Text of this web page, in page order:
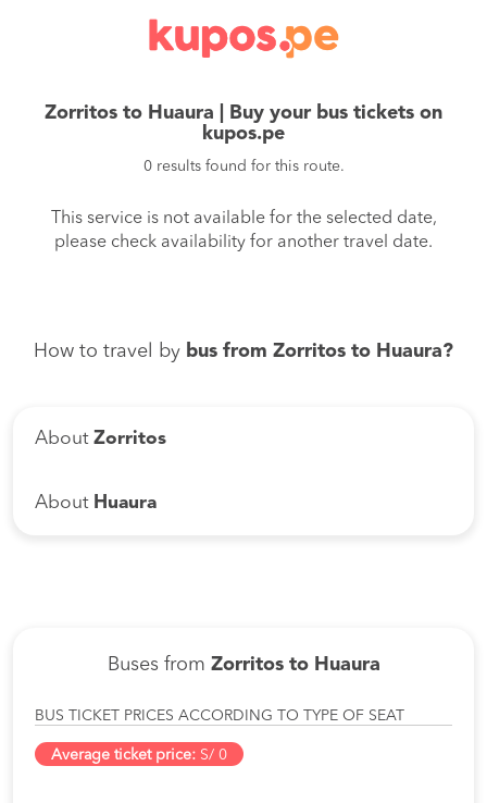
Zorritos to Huaura | Buy your bus tickets on
kupos.pe
0 results found for this route.
This service is not available for the selected date,
please check availability for another travel date.
How to travel by bus from Zorritos to Huaura?
About Zorritos
About Huaura
Buses from Zorritos to Huaura
BUS TICKET PRICES ACCORDING TO TYPE OF SEAT
Average ticket price: S/ 0